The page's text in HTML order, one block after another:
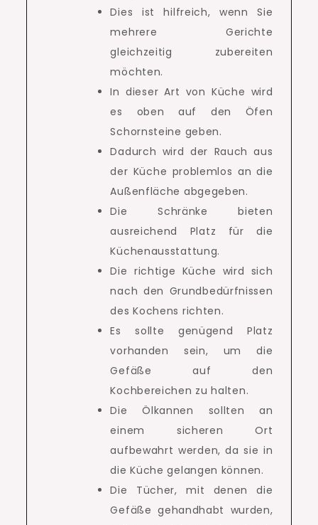
Dies ist hilfreich, wenn Sie
mehrere Gerichte
gleichzeitig zubereiten
möchten.
In dieser Art von Küche wird
es oben auf den Öfen
Schornsteine ​​geben.
Dadurch wird der Rauch aus
der Küche problemlos an die
Außenfläche abgegeben.
Die Schränke bieten
ausreichend Platz für die
Küchenausstattung.
Die richtige Küche wird sich
nach den Grundbedürfnissen
des Kochens richten.
Es sollte genügend Platz
vorhanden sein, um die
Gefäße auf den
Kochbereichen zu halten.
Die Ölkannen sollten an
einem sicheren Ort
aufbewahrt werden, da sie in
die Küche gelangen können.
Die Tücher, mit denen die
Gefäße gehandhabt wurden,